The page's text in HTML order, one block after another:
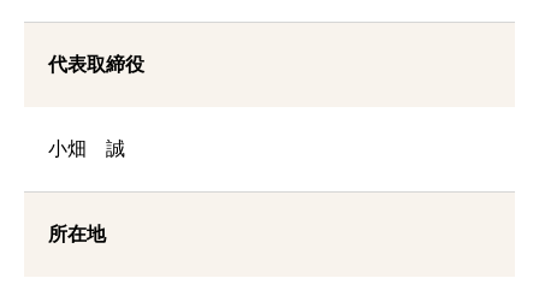
代表取締役
小畑 誠
所在地